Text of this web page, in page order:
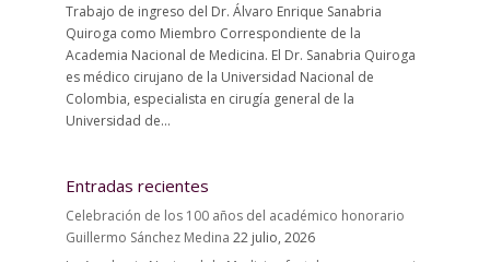
Trabajo de ingreso del Dr. Álvaro Enrique Sanabria
Quiroga como Miembro Correspondiente de la
Academia Nacional de Medicina. El Dr. Sanabria Quiroga
es médico cirujano de la Universidad Nacional de
Colombia, especialista en cirugía general de la
Universidad de...
Entradas recientes
Celebración de los 100 años del académico honorario
Guillermo Sánchez Medina 22 julio, 2026